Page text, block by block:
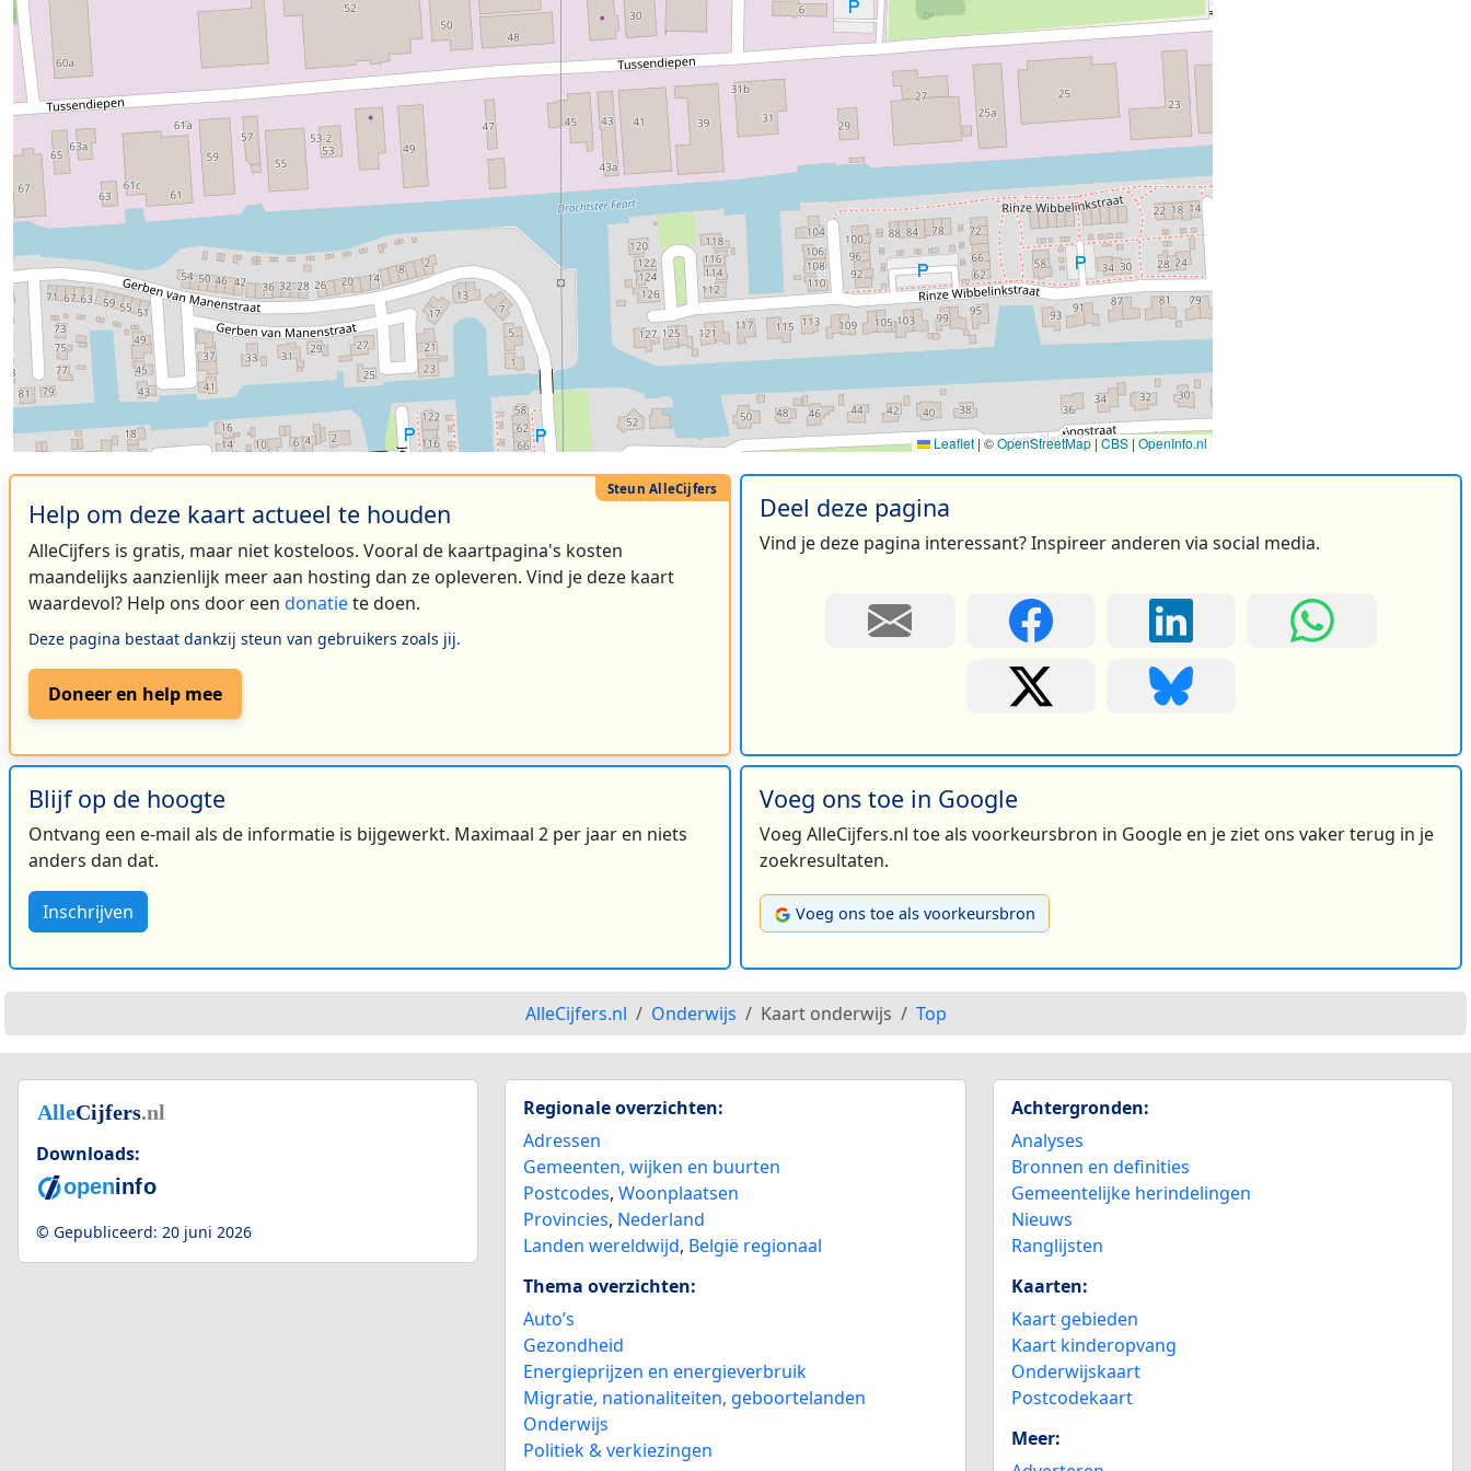
Leaflet | ©OpenStreetMap | CBS | OpenInfo.nl
Help om deze kaart actueel te houden
AlleCijfers is gratis, maar niet kosteloos. Vooral de kaartpagina's kosten
maandelijks aanzienlijk meer aan hosting dan ze opleveren. Vind je deze kaart
waardevol? Help ons door een donatiete doen.
Deze pagina bestaat dankzij steun van gebruikers zoals jij.
Doneer en help mee
Deel deze pagina
Vind je deze pagina interessant? Inspireer anderen via social media.
Blijf op de hoogte
Ontvang een e-mail als de informatie is bijgewerkt. Maximaal 2 per jaar en niets
anders dan dat.
Inschrijven
Voeg ons toe in Google
Voeg AlleCijfers.nl toe als voorkeursbron in Google en je ziet ons vaker terug in je
zoekresultaten.
Voeg ons toe als voorkeursbron
AlleCijfers.nl Onderwijs Kaart onderwijs Top
Downloads:
© Gepubliceerd: 20 juni 2026
Regionale overzichten:
Adressen
Gemeenten, wijken en buurten
Postcodes,Woonplaatsen
Provincies, Nederland
Landen wereldwijd, België regionaal
Thema overzichten:
Auto’s
Gezondheid
Energieprijzen en energieverbruik
Migratie, nationaliteiten, geboortelanden
Onderwijs
Politiek & verkiezingen
Achtergronden:
Analyses
Bronnen en definities
Gemeentelijke herindelingen
Nieuws
Ranglijsten
Kaarten:
Kaart gebieden
Kaart kinderopvang
Onderwijskaart
Postcodekaart
Meer: